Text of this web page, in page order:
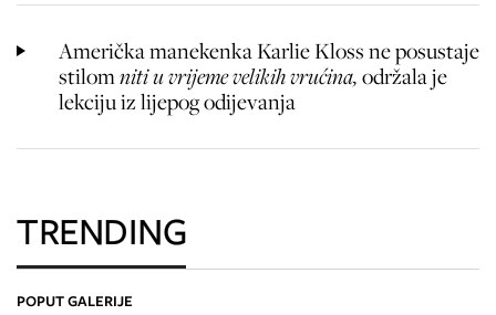
Američka manekenka Karlie Kloss ne posustaje
stilomniti u vrijeme velikih vrućina,održala je
lekciju iz lijepog odijevanja
TRENDING
POPUT GALERIJE